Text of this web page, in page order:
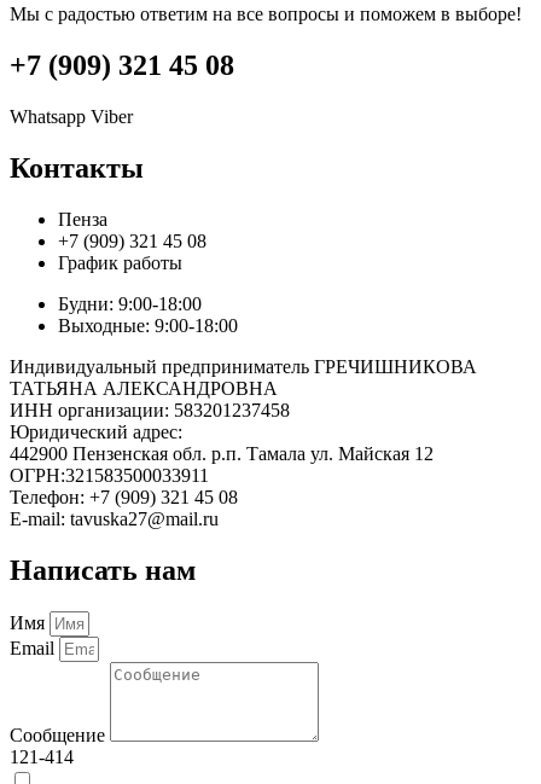
Мы с радостью ответим на все вопросы и поможем в выборе!
+7 (909) 321 45 08
Whatsapp Viber
Контакты
Пенза
+7 (909) 321 45 08
График работы
Будни: 9:00-18:00
Выходные: 9:00-18:00
Индивидуальный предприниматель ГРЕЧИШНИКОВА
ТАТЬЯНА АЛЕКСАНДРОВНА
ИНН организации: 583201237458
Юридический адрес:
442900 Пензенская обл. р.п. Тамала ул. Майская 12
ОГРН:321583500033911
Телефон: +7 (909) 321 45 08
E-mail: tavuska27@mail.ru
Написать нам
Имя
Email
Сообщение
121-414